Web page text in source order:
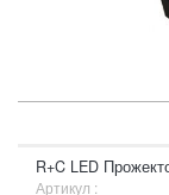
R+C LED
Артикул :